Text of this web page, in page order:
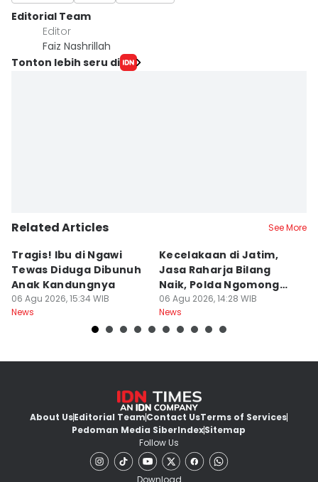
Editorial Team
Editor
Faiz Nashrillah
Tonton lebih seru di
Related Articles See More
Tragis! Ibu di Ngawi
Tewas Diduga Dibunuh
Anak Kandungnya
06 Agu 2026, 15:34 WIB
News
Kecelakaan di Jatim,
Jasa Raharja Bilang
Naik, Polda Ngomong
Turun
06 Agu 2026, 14:28 WIB
News
About UsEditorial TeamContact UsTerms of Services
Pedoman Media SiberIndexSitemap
Follow Us
Download